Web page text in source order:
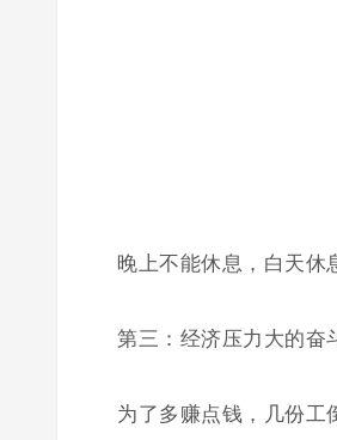
晚上不能休息，白天休
第三：经济压力大的奋
为了多赚点钱，几份工